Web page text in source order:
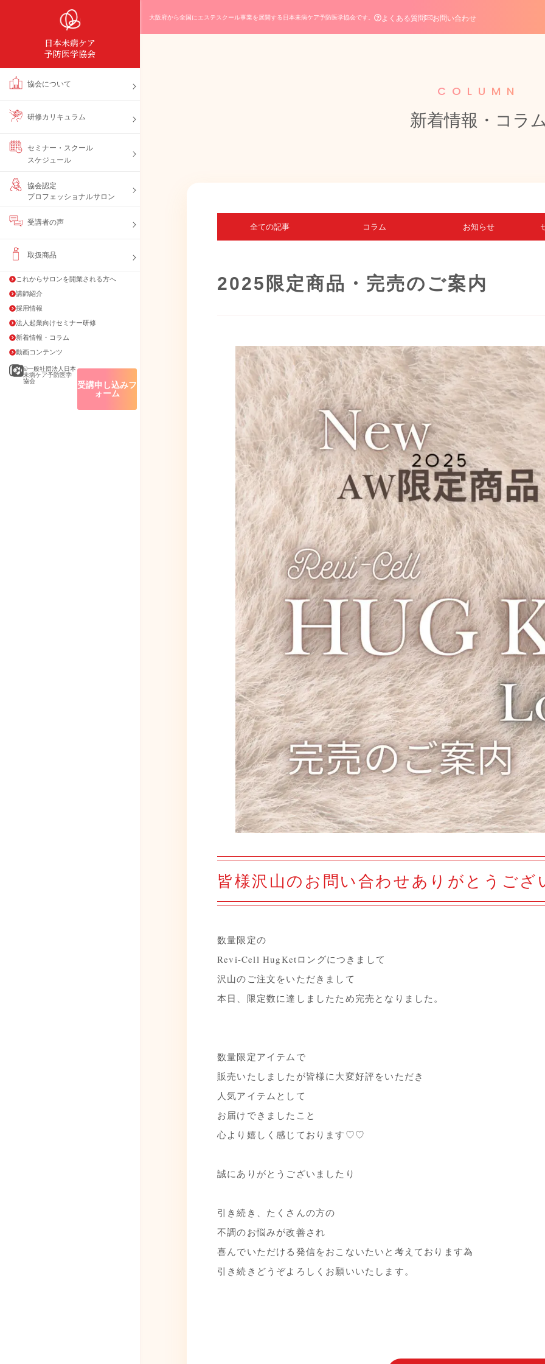
日本未病ケア
予防医学協会
協会について
研修カリキュラム
セミナー・スクール
スケジュール
協会認定
プロフェッショナルサロン
受講者の声
取扱商品
これからサロンを開業される方へ
講師紹介
採用情報
法人起業向けセミナー研修
新着情報・コラム
動画コンテンツ
©一般社団法人日本
未病ケア予防医学
協会
受講申し込みフ
ォーム
大阪府から全国にエステスクール事業を展開する日本未病ケア予防医学協会です。 よくある質問 お問い合わせ
COLUMN
新着情報・コラ
全ての記事 コラム お知らせ
2025限定商品・完売のご案内
皆様沢山のお問い合わせありがとうござ
数量限定の
Revi-Cell HugKetロングにつきまして
沢山のご注文をいただきまして
本日、限定数に達しましたため完売となりました。
数量限定アイテムで
販売いたしましたが皆様に大変好評をいただき
人気アイテムとして
お届けできましたこと
心より嬉しく感じております♡♡
誠にありがとうございましたり
引き続き、たくさんの方の
不調のお悩みが改善され
喜んでいただける発信をおこないたいと考えております為
引き続きどうぞよろしくお願いいたします。